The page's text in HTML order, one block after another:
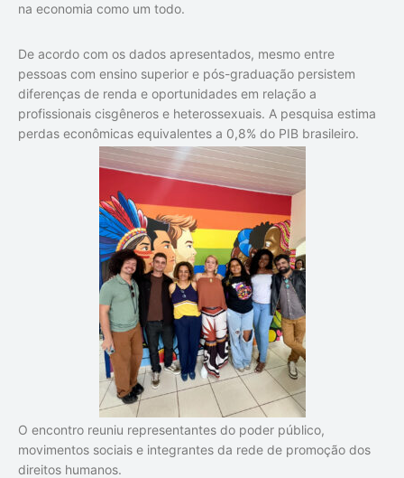
na economia como um todo.
De acordo com os dados apresentados, mesmo entre
pessoas com ensino superior e pós-graduação persistem
diferenças de renda e oportunidades em relação a
profissionais cisgêneros e heterossexuais. A pesquisa estima
perdas econômicas equivalentes a 0,8% do PIB brasileiro.
O encontro reuniu representantes do poder público,
movimentos sociais e integrantes da rede de promoção dos
direitos humanos.